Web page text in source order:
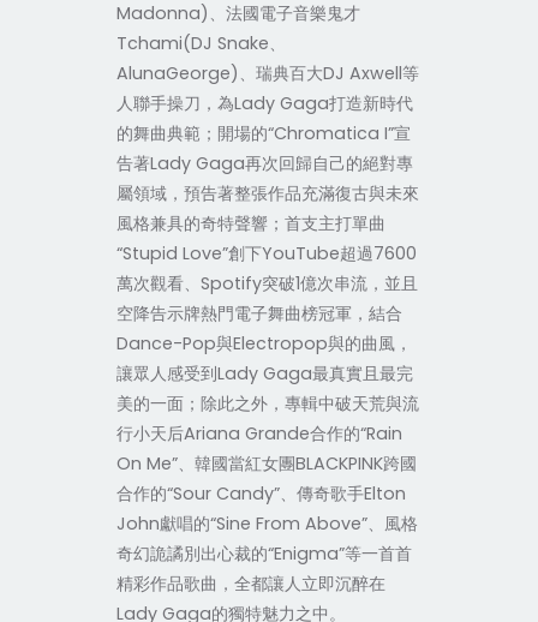
Madonna)、法國電子音樂鬼才
Tchami(DJ Snake、
AlunaGeorge)、瑞典百大DJ Axwell等
人聯手操刀，為Lady Gaga打造新時代
的舞曲典範；開場的“Chromatica I”宣
告著Lady Gaga再次回歸自己的絕對專
屬領域，預告著整張作品充滿復古與未來
風格兼具的奇特聲響；首支主打單曲
“Stupid Love”創下YouTube超過7600
萬次觀看、Spotify突破1億次串流，並且
空降告示牌熱門電子舞曲榜冠軍，結合
Dance-Pop與Electropop與的曲風，
讓眾人感受到Lady Gaga最真實且最完
美的一面；除此之外，專輯中破天荒與流
行小天后Ariana Grande合作的“Rain
On Me”、韓國當紅女團BLACKPINK跨國
合作的“Sour Candy”、傳奇歌手Elton
John獻唱的“Sine From Above”、風格
奇幻詭譎別出心裁的“Enigma”等一首首
精彩作品歌曲，全都讓人立即沉醉在
Lady Gaga的獨特魅力之中。